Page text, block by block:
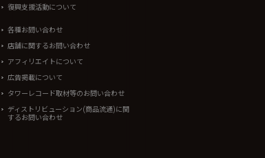
復興支援活動について
各種お問い合わせ
店舗に関するお問い合わせ
アフィリエイトについて
広告掲載について
タワーレコード取材等のお問い合わせ
ディストリビューション(商品流通)に関
するお問い合わせ